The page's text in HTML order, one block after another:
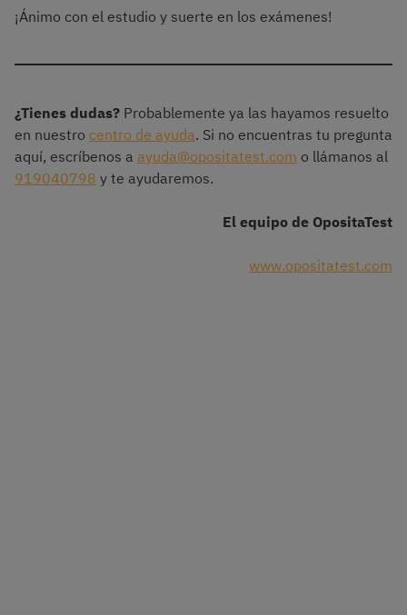
¡Ánimo con el estudio y suerte en los exámenes!
¿Tienes dudas? Probablemente ya las hayamos resuelto
en nuestro centro de ayuda. Si no encuentras tu pregunta
aquí, escríbenos a ayuda@opositatest.com o llámanos al
919040798 y te ayudaremos.
El equipo de OpositaTest
www.opositatest.com